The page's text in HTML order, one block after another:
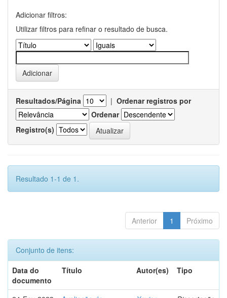
Adicionar filtros:
Utilizar filtros para refinar o resultado de busca.
Resultados/Página | Ordenar registros por
Ordenar
Registro(s)
Resultado 1-1 de 1.
Anterior 1 Próximo
Conjunto de itens:
Data do
documento
Título Autor(es) Tipo